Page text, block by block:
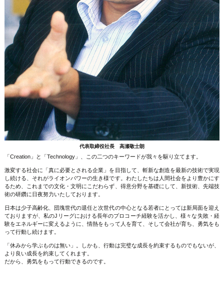
代表取締役社長 高瀬敬士朗
「Creation」と「Technology」、この二つのキーワードが我々を駆り立てます。
激変する社会に「真に必要とされる企業」を目指して、斬新な創造を最新の技術で実現
し続ける、それがライオンパワーの生き様です。わたしたちは人間社会をより豊かにす
るため、これまでの文化・文明にこだわらず、得意分野を基礎にして、新技術、先端技
術の研鑽に日夜努力いたしております。
日本は少子高齢化、団塊世代の退任と次世代の中心となる若者にとっては新局面を迎え
ておりますが、私のJリーグにおける長年のプロコーチ経験を活かし、様々な失敗・経
験をエネルギーに変えるように、情熱をもって人を育て、そして会社が育ち、勇気をも
って行動し続けます。
「休みから学ぶものは無い」。しかも、行動は完璧な成長を約束するものでもないが、
より良い成長を約束してくれます。
だから、勇気をもって行動できるのです。